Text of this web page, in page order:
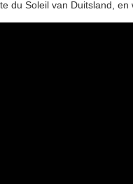
du Soleil van Duitsland,